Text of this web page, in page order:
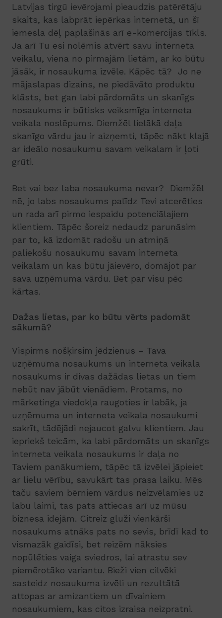
Latvijas tirgū ievērojami pieaudzis patērētāju
skaits, kas labprāt iepērkas internetā, un šī
iemesla dēļ paplašinās arī e-komercijas tīkls.
Ja arī Tu esi nolēmis atvērt savu interneta
veikalu, viena no pirmajām lietām, ar ko būtu
jāsāk, ir nosaukuma izvēle. Kāpēc tā? Jo ne
mājaslapas dizains, ne piedāvāto produktu
klāsts, bet gan labi pārdomāts un skanīgs
nosaukums ir būtisks veiksmīga interneta
veikala noslēpums. Diemžēl lielākā daļa
skanīgo vārdu jau ir aizņemti, tāpēc nākt klajā
ar ideālo nosaukumu savam veikalam ir ļoti
grūti.
Bet vai bez laba nosaukuma nevar? Diemžēl
nē, jo labs nosaukums palīdz Tevi atcerēties
un rada arī pirmo iespaidu potenciālajiem
klientiem. Tāpēc šoreiz nedaudz parunāsim
par to, kā izdomāt radošu un atmiņā
paliekošu nosaukumu savam interneta
veikalam un kas būtu jāievēro, domājot par
sava uzņēmuma vārdu. Bet par visu pēc
kārtas.
Dažas lietas, par ko būtu vērts padomāt
sākumā?
Vispirms nošķirsim jēdzienus – Tava
uzņēmuma nosaukums un interneta veikala
nosaukums ir divas dažādas lietas un tiem
nebūt nav jābūt vienādiem. Protams, no
mārketinga viedokļa raugoties ir labāk, ja
uzņēmuma un interneta veikala nosaukumi
sakrīt, tādējādi nejaucot galvu klientiem. Jau
iepriekš teicām, ka labi pārdomāts un skanīgs
interneta veikala nosaukums ir daļa no
Taviem panākumiem, tāpēc tā izvēlei jāpieiet
ar lielu vērību, savukārt tas prasa laiku. Mēs
taču saviem bērniem vārdus neizvēlamies uz
labu laimi, tas pats attiecas arī uz mūsu
biznesa idejām. Citreiz gluži vienkārši
nosaukums atnāks pats no sevis, brīdī kad to
vismazāk gaidīsi, bet reizēm nāksies
nopūlēties vaiga sviedros, lai atrastu sev
piemērotāko variantu. Bieži vien cilvēki
sasteidz nosaukuma izvēli un rezultātā
attopas ar amizantiem un dīvainiem
nosaukumiem, kas citos izraisa neizpratni.